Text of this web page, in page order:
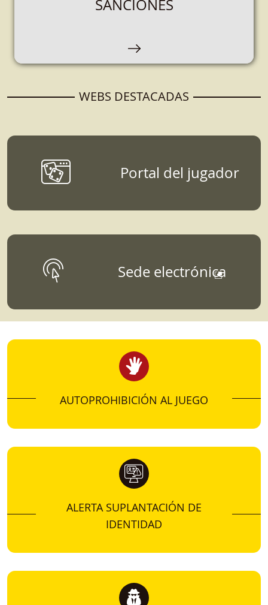
encarguen de la organización, comercialización
y explotación de juegos de azar.
SANCIONES
DATOS, ESTUDIOS Y
datos, estudios, informes, o estadísticas
vinculados a la Dirección General de
Ordenación del Juego.
WEBS DESTACADAS
Portal del jugador
Sede electrónica
AUTOPROHIBICIÓN AL JUEGO
ALERTA SUPLANTACIÓN DE
IDENTIDAD